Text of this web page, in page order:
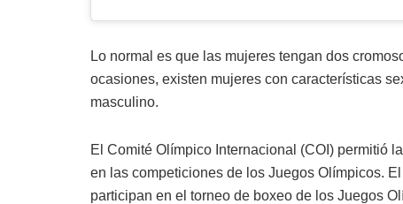
Lo normal es que las mujeres tengan dos
ocasiones, existen mujeres con características
masculino.
El Comité Olímpico Internacional (COI) permitió
en las competiciones de los Juegos Olímpicos.
participan en el torneo de boxeo de los Juegos